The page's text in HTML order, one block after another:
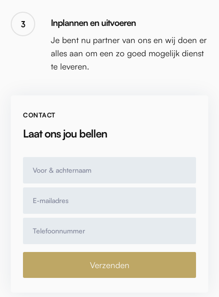
3 Inplannen en uitvoeren
Je bent nu partner van ons en wij doen er
alles aan om een zo goed mogelijk dienst
te leveren.
CONTACT
Laat ons jou bellen